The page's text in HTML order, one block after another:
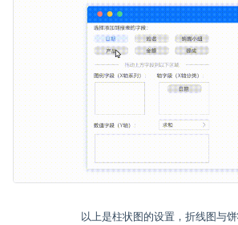
以上是柱状图的设置，折线图与